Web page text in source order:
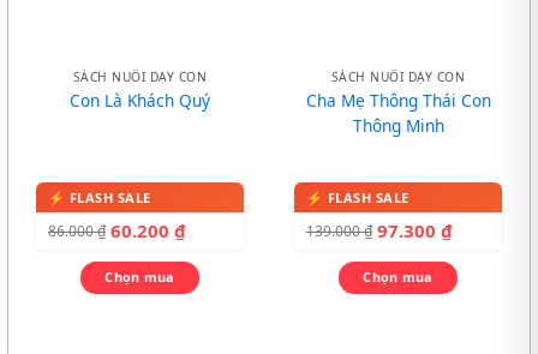
SÁCH NUÔI DẠY CON
Con Là Khách Quý
86.000₫ 60.200 ₫
Chọn mua
SÁCH NUÔI DẠY CON
Cha Mẹ Thông Thái Con
Thông Minh
139.000₫ 97.300 ₫
Chọn mua